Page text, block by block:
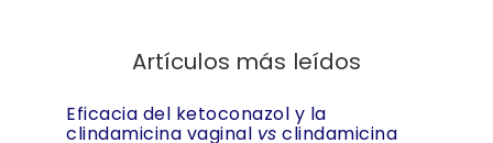
Artículos más leídos
Eficacia del ketoconazol y la
clindamicina vaginal vs clindamicina